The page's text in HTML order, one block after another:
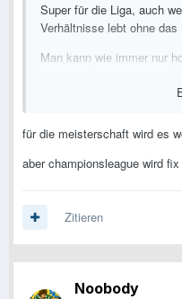
Super für die Liga, auch
Verhältnisse lebt ohne
Man kann wie immer nur
Freue mich schon aufs
für die meisterschaft wird es
aber championsleague wird
Zitieren
Noobody